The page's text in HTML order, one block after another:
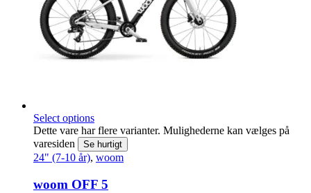
Select options
Dette vare har flere varianter. Mulighederne kan vælges på
varesiden
Se hurtigt
24" (7-10 år), woom
woom OFF 5